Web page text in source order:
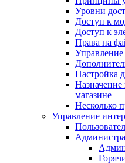
Уровни
Доступ к
Доступ к
Права на
Настройка
Назначение
магазине
Несколько
Управление